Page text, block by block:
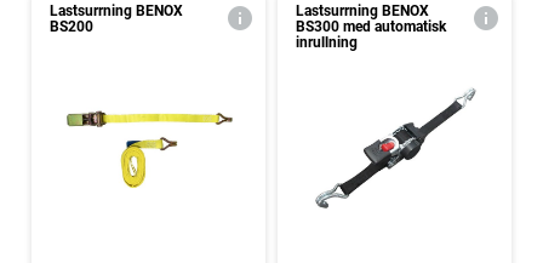
Lastsurrning BENOX
BS200
Lastsurrning BENOX
BS300 med automatisk
inrullning